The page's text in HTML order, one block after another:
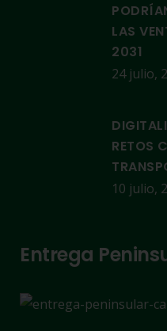
LAS
2031
24 julio,
RETOS
10 julio,
Entrega